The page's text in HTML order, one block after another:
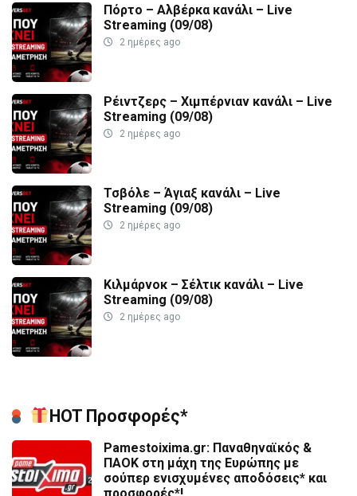
Πόρτο – Αλβέρκα κανάλι – Live
Streaming (09/08)
2 ημέρες ago
Ρέιντζερς – Χιμπέρνιαν κανάλι – Live
Streaming (09/08)
2 ημέρες ago
Τσβόλε – Άγιαξ κανάλι – Live
Streaming (09/08)
2 ημέρες ago
Κιλμάρνοκ – Σέλτικ κανάλι – Live
Streaming (09/08)
2 ημέρες ago
HOT Προσφορές*
Pamestoixima.gr: Παναθηναϊκός &
ΠΑΟΚ στη μάχη της Ευρώπης με
σούπερ ενισχυμένες αποδόσεις* και